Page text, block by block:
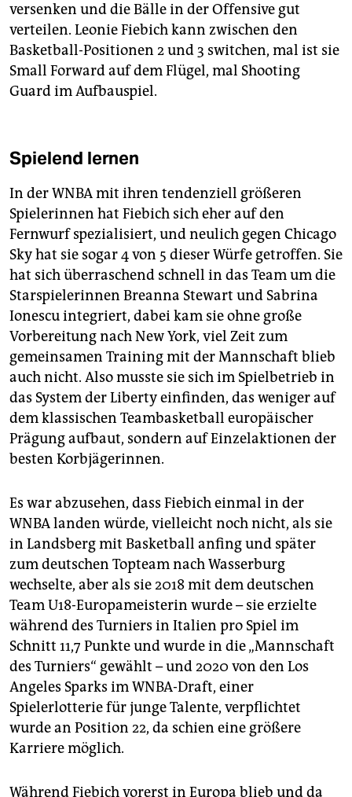
versenken und die Bälle in der Offensive gut
verteilen. Leonie Fiebich kann zwischen den
Basketball-Positionen 2 und 3 switchen, mal ist sie
Small Forward auf dem Flügel, mal Shooting
Guard im Aufbauspiel.
Spielend lernen
In der WNBA mit ihren tendenziell größeren
Spielerinnen hat Fiebich sich eher auf den
Fernwurf spezialisiert, und neulich gegen Chicago
Sky hat sie sogar 4 von 5 dieser Würfe getroffen. Sie
hat sich überraschend schnell in das Team um die
Starspielerinnen Breanna Stewart und Sabrina
Ionescu integriert, dabei kam sie ohne große
Vorbereitung nach New York, viel Zeit zum
gemeinsamen Training mit der Mannschaft blieb
auch nicht. Also musste sie sich im Spielbetrieb in
das System der Liberty einfinden, das weniger auf
dem klassischen Teambasketball europäischer
Prägung aufbaut, sondern auf Einzelaktionen der
besten Korb­jägerinnen.
Es war abzusehen, dass Fiebich einmal in der
WNBA landen würde, vielleicht noch nicht, als sie
in Landsberg mit Basketball anfing und später
zum deutschen Topteam nach Wasserburg
wechselte, aber als sie 2018 mit dem deutschen
Team U18-Europameisterin wurde – sie erzielte
während des Turniers in Italien pro Spiel im
Schnitt 11,7 Punkte und wurde in die „Mannschaft
des Turniers“ gewählt – und 2020 von den Los
Angeles Sparks im WNBA-Draft, einer
Spielerlotterie für junge Talente, verpflichtet
wurde an Position 22, da schien eine größere
Karriere möglich.
Während Fiebich vorerst in Europa blieb und da